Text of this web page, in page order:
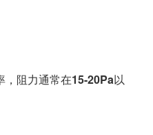
，阻力通常在15-20Pa以